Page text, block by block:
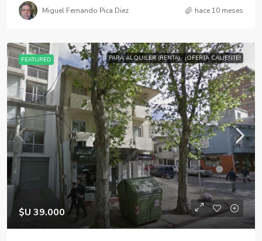
Miguel Fernando Pica Diez hace 10 meses
FEATURED PARA ALQUILER (RENTA) ¡OFERTA CALIENTE!
$U 39.000